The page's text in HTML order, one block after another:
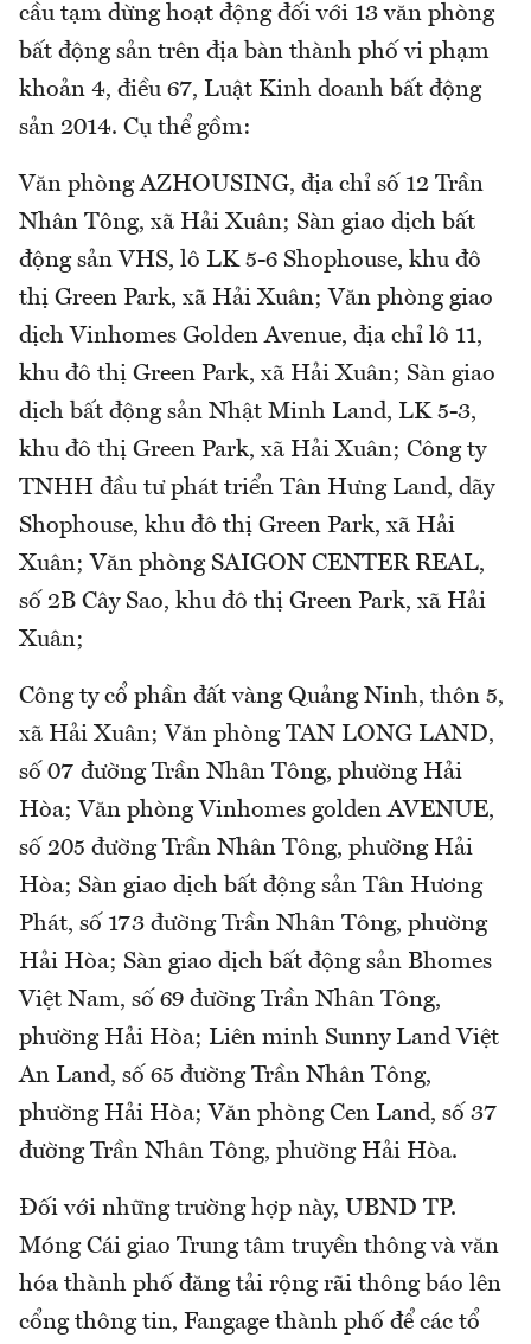
cầu tạm dừng hoạt động đối với 13 văn phòng
bất động sản trên địa bàn thành phố vi phạm
khoản 4, điều 67, Luật Kinh doanh bất động
sản 2014. Cụ thể gồm:
Văn phòng AZHOUSING, địa chỉ số 12 Trần
Nhân Tông, xã Hải Xuân; Sàn giao dịch bất
động sản VHS, lô LK 5-6 Shophouse, khu đô
thị Green Park, xã Hải Xuân; Văn phòng giao
dịch Vinhomes Golden Avenue, địa chỉ lô 11,
khu đô thị Green Park, xã Hải Xuân; Sàn giao
dịch bất động sản Nhật Minh Land, LK 5-3,
khu đô thị Green Park, xã Hải Xuân; Công ty
TNHH đầu tư phát triển Tân Hưng Land, dãy
Shophouse, khu đô thị Green Park, xã Hải
Xuân; Văn phòng SAIGON CENTER REAL,
số 2B Cây Sao, khu đô thị Green Park, xã Hải
Xuân;
Công ty cổ phần đất vàng Quảng Ninh, thôn 5,
xã Hải Xuân; Văn phòng TAN LONG LAND,
số 07 đường Trần Nhân Tông, phường Hải
Hòa; Văn phòng Vinhomes golden AVENUE,
số 205 đường Trần Nhân Tông, phường Hải
Hòa; Sàn giao dịch bất động sản Tân Hương
Phát, số 173 đường Trần Nhân Tông, phường
Hải Hòa; Sàn giao dịch bất động sản Bhomes
Việt Nam, số 69 đường Trần Nhân Tông,
phường Hải Hòa; Liên minh Sunny Land Việt
An Land, số 65 đường Trần Nhân Tông,
phường Hải Hòa; Văn phòng Cen Land, số 37
đường Trần Nhân Tông, phường Hải Hòa.
Đối với những trường hợp này, UBND TP.
Móng Cái giao Trung tâm truyền thông và văn
hóa thành phố đăng tải rộng rãi thông báo lên
cổng thông tin, Fangage thành phố để các tổ